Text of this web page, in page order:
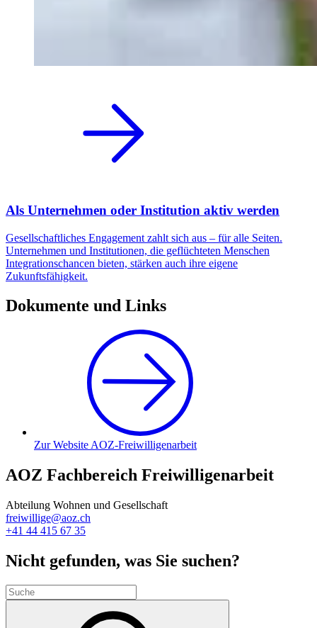
Als Unternehmen oder Institution aktiv werden
Gesellschaftliches Engagement zahlt sich aus – für alle Seiten.
Unternehmen und Institutionen, die geflüchteten Menschen
Integrationschancen bieten, stärken auch ihre eigene
Zukunftsfähigkeit.
Dokumente und Links
Zur Website AOZ-Freiwilligenarbeit
AOZ Fachbereich Freiwilligenarbeit
Abteilung Wohnen und Gesellschaft
freiwillige@aoz.ch
+41 44 415 67 35
Nicht gefunden, was Sie suchen?